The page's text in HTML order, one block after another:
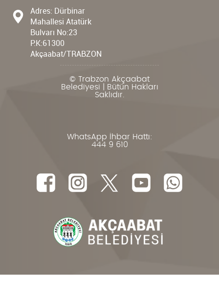
Adres: Dürbinar
Mahallesi Atatürk
Bulvarı No:23
P.K:61300
Akçaabat/TRABZON
© Trabzon Akçaabat
Belediyesi | Bütün Hakları
Saklıdır.
WhatsApp İhbar Hattı:
444 9 610